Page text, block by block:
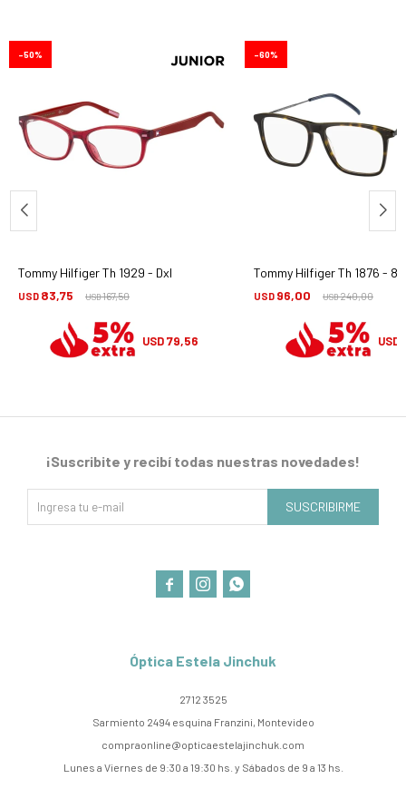
Tommy Hilfiger Th 1929 - Dxl
USD 83,75 USD167,50
50
USD 79,56
Tommy Hilfiger Th 1876 - 86
USD 96,00 USD240,00
60
USD
Óptica Estela Jinchuk
2712 3525
Sarmiento 2494 esquina Franzini, Montevideo
compraonline@opticaestelajinchuk.com
Lunes a Viernes de 9:30 a 19:30 hs. y Sábados de 9 a 13 hs.
¡Suscribite y recibí todas nuestras novedades!
SUSCRIBIRME
  